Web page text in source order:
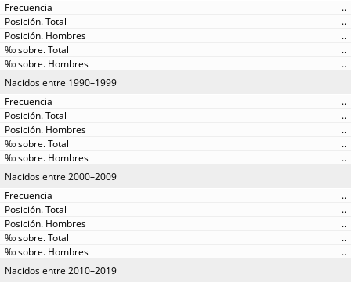
..
..
..
..
..
Nacidos entre 1990–1999
..
..
..
..
..
Nacidos entre 2000–2009
..
..
..
..
..
Nacidos entre 2010–2019